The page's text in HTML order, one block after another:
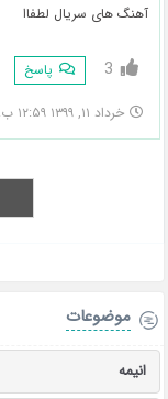
آهنگ های سریال لطفاا
3 پاسخ
خرداد ۱۱, ۱۳۹۹ ۱۲:۵۹ ب.ظ
موضوعات
انیمه